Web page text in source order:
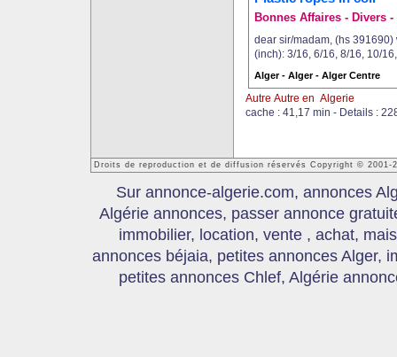
Bonnes Affaires - Divers
dear sir/madam, (hs
(inch): 3/16, 6/16, 8/16, 10/
Alger - Alger - Alger Centre
Autre Autre en Algerie
cache : 41,17 min - Details :
Droits de reproduction et de diffusion réservés Copyright © 2001-
Sur annonce-algerie.com, annonces
Algérie annonces, passer annonce
immobilier, location, vente , achat,
annonces béjaia, petites annonces Alger,
petites annonces Chlef, Algérie